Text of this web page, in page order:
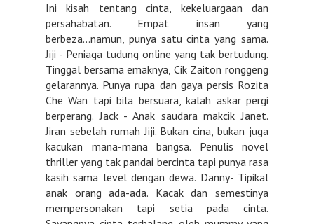
Ini kisah tentang cinta, kekeluargaan dan
persahabatan. Empat insan yang
berbeza...namun, punya satu cinta yang sama.
Jiji - Peniaga tudung online yang tak bertudung.
Tinggal bersama emaknya, Cik Zaiton ronggeng
gelarannya. Punya rupa dan gaya persis Rozita
Che Wan tapi bila bersuara, kalah askar pergi
berperang. Jack - Anak saudara makcik Janet.
Jiran sebelah rumah Jiji. Bukan cina, bukan juga
kacukan mana-mana bangsa. Penulis novel
thriller yang tak pandai bercinta tapi punya rasa
kasih sama level dengan dewa. Danny- Tipikal
anak orang ada-ada. Kacak dan semestinya
mempersonakan tapi setia pada cinta.